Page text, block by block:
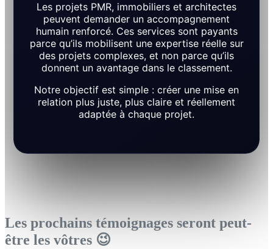
Les projets PMR, immobiliers et architectes
peuvent demander un accompagnement
humain renforcé. Ces services sont payants
parce qu’ils mobilisent une expertise réelle sur
des projets complexes, et non parce qu’ils
donnent un avantage dans le classement.
Notre objectif est simple : créer une mise en
relation plus juste, plus claire et réellement
adaptée à chaque projet.
Les prochains témoignages seront peut-
être les vôtres 😉